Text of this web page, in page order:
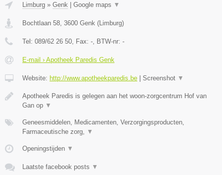
Limburg » Genk Google maps ▼
Bochtlaan 58, 3600 Genk (Limburg)
Tel: 089/62 26 50, Fax: -, BTW-nr: -
E-mail › Apotheek Paredis Genk
Website: http://www.apotheekparedis.be Screenshot ▼
Apotheek Paredis is gelegen aan het woon-zorgcentrum Hof van
Gan op ▼
Geneesmiddelen, Medicamenten, Verzorgingsproducten,
Farmaceutische zorg, ▼
Openingstijden ▼
Laatste facebook posts ▼